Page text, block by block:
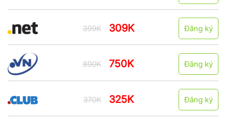
399K 309K Đăng ký
890K 750K Đăng ký
370K 325K Đăng ký